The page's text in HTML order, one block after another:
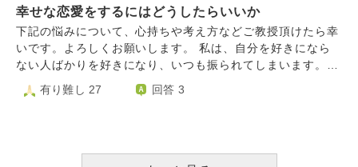
す。 この気持ちは嫉妬でしょうか。 本当にどうにかして無
くしたいです。 以上のように、理由は考えられるのです
が、その解決方法が見つからず、モヤモヤしています。 彼
とより良い関係を築いて、より長く一緒にいたいです。 ア
ドバイスがあればよろしくお願いいたします。
色々なことを考えてしまいます。 どんなに誠実で優しい言
葉をかけてくれても、結局簡単に裏切られてしまうものなの
かと、人を信じることさえ恐ろしく思うようになりました。
私はこれからどのように恋愛、そして人と向き合っていけば
らい前ですが、今までのトラウマを払拭でき、自分から好き
になり心から信頼していた男性からひどい裏切りを受けてし
まいました。 その後から上記に述べた傾向が強くなり、昔
からの友人である恋愛関係も無い男性にも疑い、恐怖の目を
る方からデートに誘われて、怖さとか気持ち悪さが渦巻いて
幸せな恋愛をするにはどうしたらいいか
下記の悩みについて、心持ちや考え方などご教授頂けたら幸
いです。よろしくお願いします。 私は、自分を好きになら
ない人ばかりを好きになり、いつも振られてしまいます。そ
して、今まで自分を好きと言ってくれた人に限って好きには
なれませんでした。 このままではダメだと思い、好意を寄
有り難し 27 回答 3